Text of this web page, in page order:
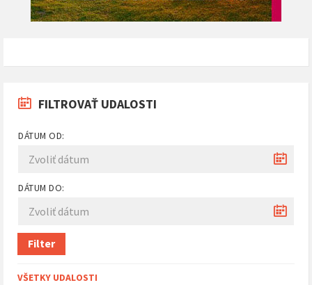
FILTROVAŤ UDALOSTI
DÁTUM OD:
DÁTUM DO:
Filter
VŠETKY UDALOSTI